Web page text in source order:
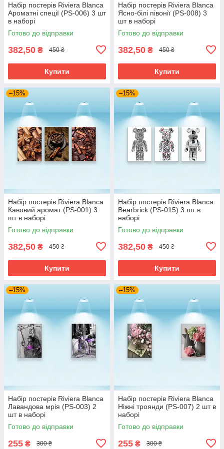
Набір постерів Riviera Blanca
Ароматні спеції (PS-006) 3 шт
в наборі
Готово до відправки
382,50 ₴ 450 ₴
Купити
Набір постерів Riviera Blanca
Ясно-білі півонії (PS-008) 3
шт в наборі
Готово до відправки
382,50 ₴ 450 ₴
Купити
–15%
Набір постерів Riviera Blanca
Кавовий аромат (PS-001) 3
шт в наборі
Готово до відправки
382,50 ₴ 450 ₴
Купити
–15%
Набір постерів Riviera Blanca
Bearbrick (PS-015) 3 шт в
наборі
Готово до відправки
382,50 ₴ 450 ₴
Купити
–15%
Набір постерів Riviera Blanca
Лавандова мрія (PS-003) 2
шт в наборі
Готово до відправки
255 ₴ 300 ₴
–15%
Набір постерів Riviera Blanca
Ніжні троянди (PS-007) 2 шт в
наборі
Готово до відправки
255 ₴ 300 ₴